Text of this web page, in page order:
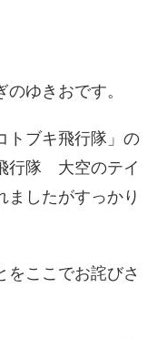
ゆきおです。
トブキ飛行隊」の
行隊 大空のテイ
ましたがすっかり
をここでお詫びさ